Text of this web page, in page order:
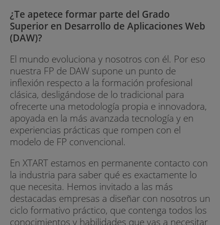
¿Te apetece formar parte del Grado
Superior en Desarrollo de Aplicaciones Web
(DAW)?
El mundo evoluciona y nosotros con él. Por eso
nuestra FP de DAW supone un punto de
inflexión respecto a la formación profesional
clásica, desligándose de lo tradicional para
ofrecerte una metodología propia e innovadora,
apoyada en la más avanzada tecnología y en
experiencias prácticas que rompen con el
modelo de FP convencional.
En XTART estamos en permanente contacto con
la industria para saber qué es exactamente lo
que necesita. Hemos invitado a las más
destacadas empresas a diseñar con nosotros un
ciclo formativo práctico, que contenga todos los
conocimientos y habilidades que vas a necesitar